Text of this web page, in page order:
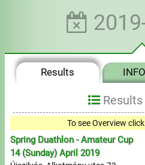
Forgotten login or password
Invoices
Privacy
Results INFO
To see Overview
Spring Duathlon - Amateur Cup
14 (Sunday) April 2019